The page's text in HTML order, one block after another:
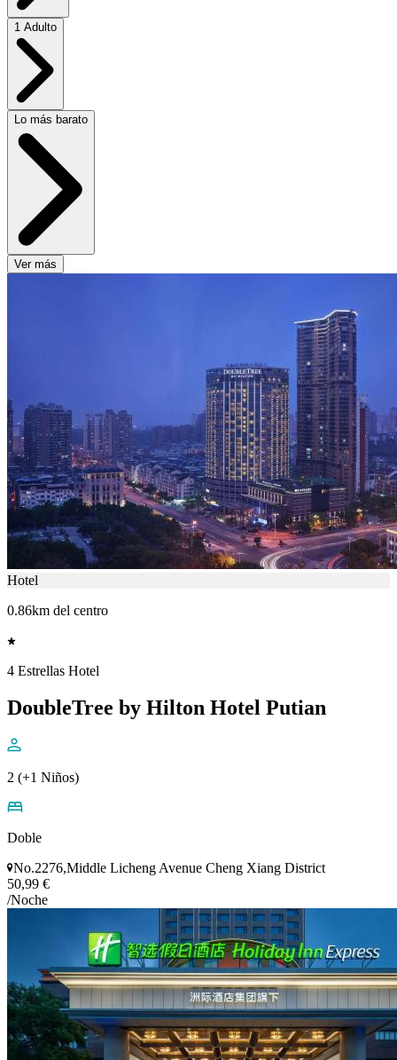
1 Adulto
Lo más barato
Ver más
Hotel
0.86km del centro
4 Estrellas Hotel
DoubleTree by Hilton Hotel Putian
2 (+1 Niños)
Doble
No.2276,Middle Licheng Avenue Cheng Xiang District
50,99 €
/Noche